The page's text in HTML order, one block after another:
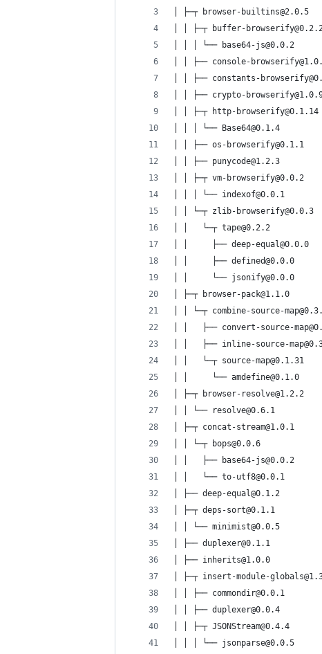
│ ├─┬ browser-builtins@2.0.5
│ │ ├─┬ buffer-
│ │ │ └── base64-js@0.0.2
│ │ ├── console-
│ │ ├── constants-
│ │ ├── crypto-
│ │ ├─┬ http-browserify@0.1.14
│ │ │ └── Base64@0.1.4
│ │ ├── os-browserify@0.1.1
│ │ ├── punycode@1.2.3
│ │ ├─┬ vm-browserify@0.0.2
│ │ │ └── indexof@0.0.1
│ │ └─┬ zlib-browserify@0.0.3
│ │   └─┬ tape@0.2.2
│ │     ├── deep-equal@0.0.0
│ │     ├── defined@0.0.0
│ │     └── jsonify@0.0.0
│ ├─┬ browser-pack@1.1.0
│ │ └─┬ combine-source-
│ │   ├── convert-source-
│ │   ├── inline-source-
│ │   └─┬ source-map@0.1.31
│ │     └── amdefine@0.1.0
│ ├─┬ browser-resolve@1.2.2
│ │ └── resolve@0.6.1
│ ├─┬ concat-stream@1.0.1
│ │ └─┬ bops@0.0.6
│ │   ├── base64-js@0.0.2
│ │   └── to-utf8@0.0.1
│ ├── deep-equal@0.1.2
│ ├─┬ deps-sort@0.1.1
│ │ └── minimist@0.0.5
│ ├── duplexer@0.1.1
│ ├── inherits@1.0.0
│ ├─┬ insert-module-
│ │ ├── commondir@0.0.1
│ │ ├── duplexer@0.0.4
│ │ ├─┬ JSONStream@0.4.4
│ │ │ └── jsonparse@0.0.5